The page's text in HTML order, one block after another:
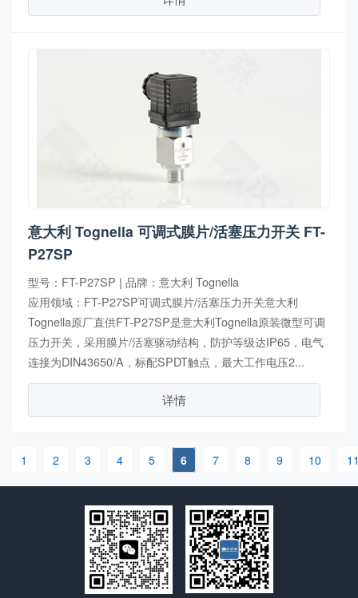
意大利 Tognella 可调式膜片/活塞压力开关 FT-
P27SP
型号：FT-P27SP | 品牌：意大利 Tognella
应用领域：FT-P27SP可调式膜片/活塞压力开关意大利
Tognella原厂直供FT-P27SP是意大利Tognella原装微型可调
压力开关，采用膜片/活塞驱动结构，防护等级达IP65，电气
连接为DIN43650/A，标配SPDT触点，最大工作电压2...
详情
1 2 3 4 5 6 7 8 9 10